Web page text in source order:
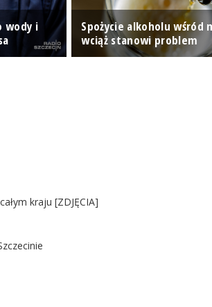
wody i
Spożycie alkoholu wśród
wciąż stanowi problem
kraju [ZDJĘCIA]